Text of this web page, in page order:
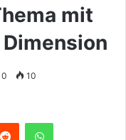
mit
0 10
Reddit WhatsApp